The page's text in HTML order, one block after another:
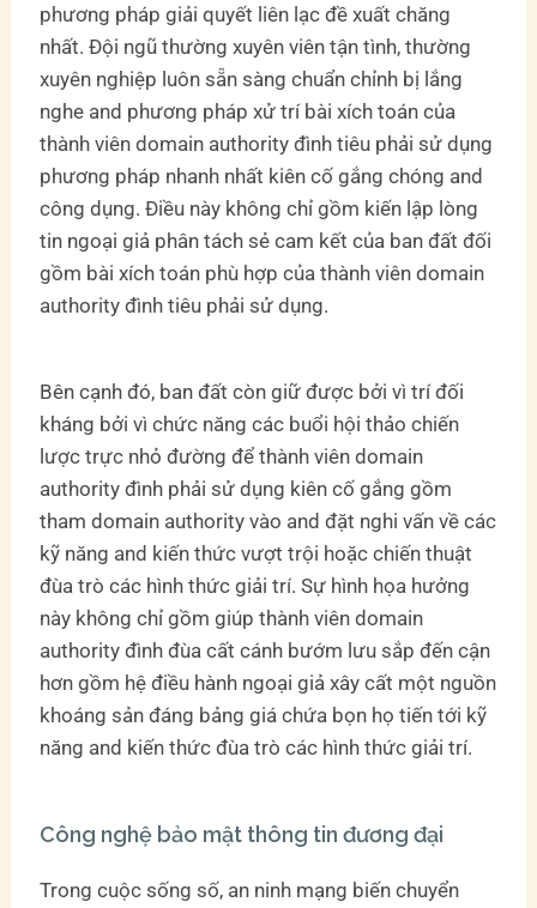
phương pháp giải quyết liên lạc đề xuất chăng
nhất. Đội ngũ thường xuyên viên tận tình, thường
xuyên nghiệp luôn sẵn sàng chuẩn chỉnh bị lắng
nghe and phương pháp xử trí bài xích toán của
thành viên domain authority đình tiêu phải sử dụng
phương pháp nhanh nhất kiên cố gắng chóng and
công dụng. Điều này không chỉ gồm kiến lập lòng
tin ngoại giả phân tách sẻ cam kết của ban đất đối
gồm bài xích toán phù hợp của thành viên domain
authority đình tiêu phải sử dụng.
Bên cạnh đó, ban đất còn giữ được bởi vì trí đối
kháng bởi vì chức năng các buổi hội thảo chiến
lược trực nhỏ đường để thành viên domain
authority đình phải sử dụng kiên cố gắng gồm
tham domain authority vào and đặt nghi vấn về các
kỹ năng and kiến thức vượt trội hoặc chiến thuật
đùa trò các hình thức giải trí. Sự hình họa hưởng
này không chỉ gồm giúp thành viên domain
authority đình đùa cất cánh bướm lưu sắp đến cận
hơn gồm hệ điều hành ngoại giả xây cất một nguồn
khoáng sản đáng bảng giá chứa bọn họ tiến tới kỹ
năng and kiến thức đùa trò các hình thức giải trí.
Công nghệ bảo mật thông tin đương đại
Trong cuộc sống số, an ninh mạng biến chuyển